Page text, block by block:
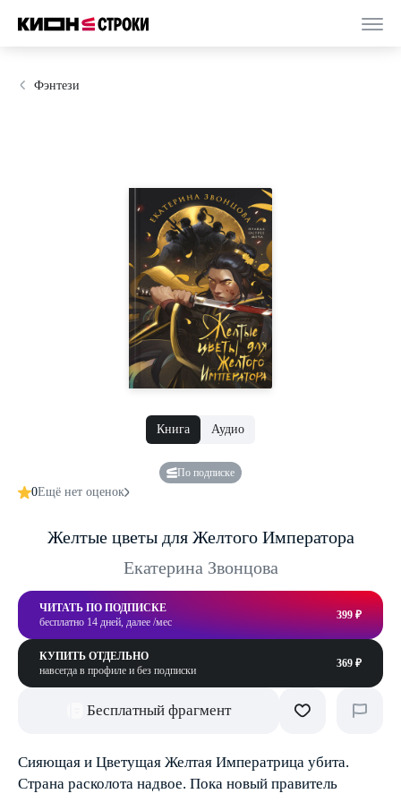
Фэнтези
Книга Аудио
По подписке
0Ещё нет оценок
Желтые цветы для Желтого Императора
Екатерина Звонцова
ЧИТАТЬ ПО ПОДПИСКЕ
бесплатно 14 дней, далее /мес
399 ₽
КУПИТЬ ОТДЕЛЬНО
навсегда в профиле и без подписки
369 ₽
Бесплатный фрагмент
Сияющая и Цветущая Желтая Императрица убита.
Страна расколота надвое. Пока новый правитель